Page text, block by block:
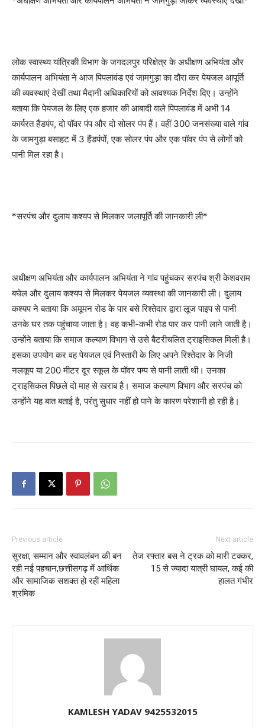
लोक स्वास्थ्य यांत्रिकी विभाग के जगदलपुर परिक्षेत्र के अधीक्षण अभियंता और
कार्यपालन अभियंता ने आज पिपलावंड एवं जामगुड़ा का दौरा कर पेयजल आपूर्ति
की व्यवस्थाएं देखीं तथा मैदानी अधिकारियों को आवश्यक निर्देश दिए। उन्होंने
बताया कि पेयजल के लिए एक हजार की आबादी वाले पिपलावंड में अभी 14
कार्यरत हैंडपंप, दो पॉवर पंप और दो सोलर पंप हैं। वहीं 300 जनसंख्या वाले गांव
के जामगुड़ा बसाहट में 3 हैंडपंपों, एक सोलर पंप और एक पॉवर पंप से लोगों को
पानी मिल रहा है।
*सरपंच और दुलाय कश्यप से मिलकर जलापूर्ति की जानकारी ली*
अधीक्षण अभियंता और कार्यपालन अभियंता ने गांव पहुंचकर सरपंच श्री केशवराम
बघेल और दुलाय कश्यप से मिलकर पेयजल व्यवस्था की जानकारी ली। दुलाय
कश्यप ने बताया कि अमूमन रोड के पार बसे रिश्तेदार द्वारा लूज पाइप से पानी
उनके घर तक पहुंचाया जाता है। वह कभी-कभी रोड पार कर पानी लाने जाती है।
उन्होंने बताया कि समाज कल्याण विभाग से उसे बैटरीचलित ट्राइसिकल मिली है।
इसका उपयोग कर वह पेयजल एवं निस्तारी के लिए अपने रिश्तेदार के निजी
नलकूप या 200 मीटर दूर स्कूल के पॉवर पम्प से पानी लाती थी। उनका
ट्राइसिकल पिछले दो माह से खराब है। समाज कल्याण विभाग और सरपंच को
उन्होंने यह बात बताई है, परंतु सुधार नहीं हो पाने के कारण परेशानी हो रही है।
Previous article
सुरक्षा, सम्मान और स्वावलंबन की बन
रही नई पहचान,छत्तीसगढ़ में आर्थिक
और सामाजिक सशक्त हो रहीं महिला
श्रमिक
Next article
तेज रफ्तार बस ने ट्रक को मारी टक्कर,
15 से ज्यादा यात्री घायल, कई की
हालत गंभीर
KAMLESH YADAV 9425532015